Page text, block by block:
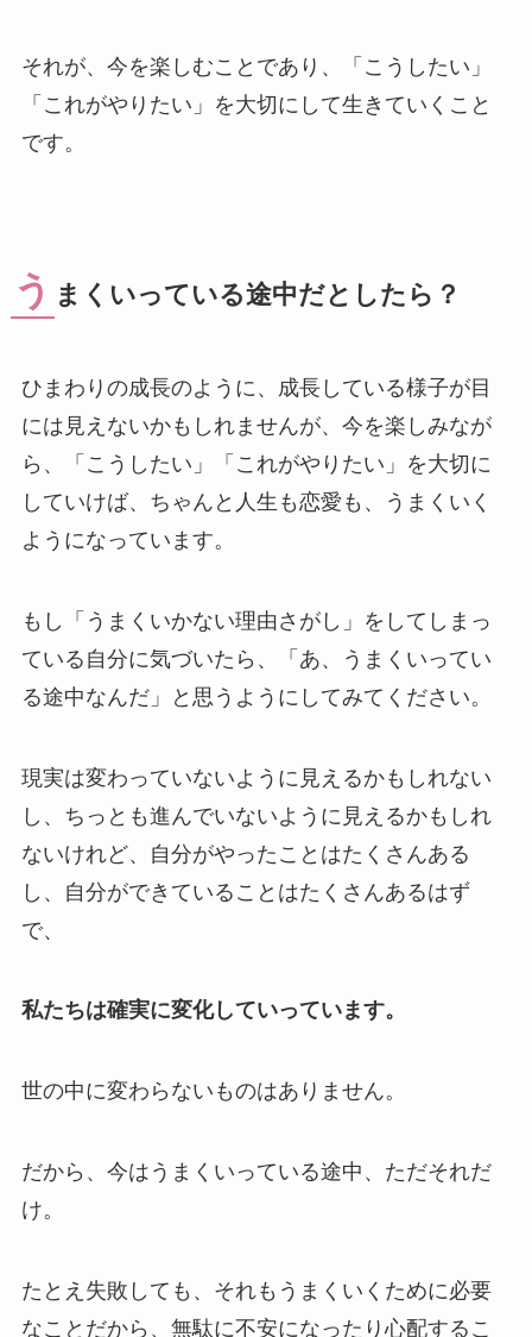
それが、今を楽しむことであり、「こうしたい」
「これがやりたい」を大切にして生きていくこと
です。
う まくいっている途中だとしたら？
ひまわりの成長のように、成長している様子が目
には見えないかもしれませんが、今を楽しみなが
ら、「こうしたい」「これがやりたい」を大切に
していけば、ちゃんと人生も恋愛も、うまくいく
ようになっています。
もし「うまくいかない理由さがし」をしてしまっ
ている自分に気づいたら、「あ、うまくいってい
る途中なんだ」と思うようにしてみてください。
現実は変わっていないように見えるかもしれない
し、ちっとも進んでいないように見えるかもしれ
ないけれど、自分がやったことはたくさんある
し、自分ができていることはたくさんあるはず
で、
私たちは確実に変化していっています。
世の中に変わらないものはありません。
だから、今はうまくいっている途中、ただそれだ
け。
たとえ失敗しても、それもうまくいくために必要
なことだから、無駄に不安になったり心配するこ